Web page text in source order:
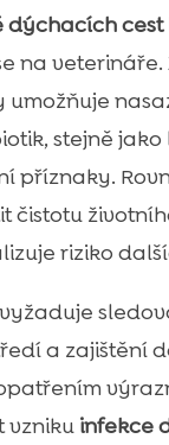
dýchacích
na veterináře.
stejně jako
příznaky.
čistotu
riziko
a zajištění
vzniku infekce